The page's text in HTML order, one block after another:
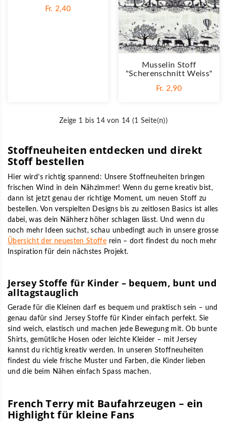
Fr. 2,40
Musselin Stoff
"Scherenschnitt Weiss"
Fr. 2,90
Zeige 1 bis 14 von 14 (1 Seite(n))
Stoffneuheiten entdecken und direkt
Stoff bestellen
Hier wird’s richtig spannend: Unsere Stoffneuheiten bringen
frischen Wind in dein Nähzimmer! Wenn du gerne kreativ bist,
dann ist jetzt genau der richtige Moment, um neuen Stoff zu
bestellen. Von verspielten Designs bis zu zeitlosen Basics ist alles
dabei, was dein Nähherz höher schlagen lässt. Und wenn du
noch mehr Ideen suchst, schau unbedingt auch in unsere grosse
Übersicht der neuesten Stoffe rein – dort findest du noch mehr
Inspiration für dein nächstes Projekt.
Jersey Stoffe für Kinder – bequem, bunt und
alltagstauglich
Gerade für die Kleinen darf es bequem und praktisch sein – und
genau dafür sind Jersey Stoffe für Kinder einfach perfekt. Sie
sind weich, elastisch und machen jede Bewegung mit. Ob bunte
Shirts, gemütliche Hosen oder leichte Kleider – mit Jersey
kannst du richtig kreativ werden. In unseren Stoffneuheiten
findest du viele frische Muster und Farben, die Kinder lieben
und die beim Nähen einfach Spass machen.
French Terry mit Baufahrzeugen – ein
Highlight für kleine Fans